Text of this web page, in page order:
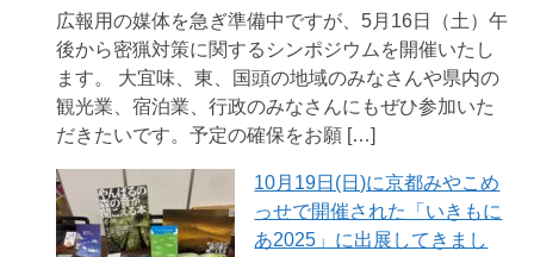
広報用の媒体を急ぎ準備中ですが、5月16日（土）午
後から密猟対策に関するシンポジウムを開催いたし
ます。 大宜味、東、国頭の地域のみなさんや県内の
観光業、宿泊業、行政のみなさんにもぜひ参加いた
だきたいです。予定の確保をお願 […]
10月19日(日)に京都みやこめ
っせで開催された「いきもに
あ2025」に出展してきまし